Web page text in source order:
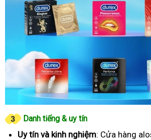
Danh tiếng & uy tín
Uy tín và kinh nghiệm: Cửa hàng